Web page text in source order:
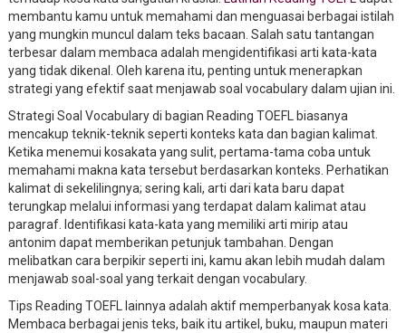
membantu kamu untuk memahami dan menguasai berbagai istilah
yang mungkin muncul dalam teks bacaan. Salah satu tantangan
terbesar dalam membaca adalah mengidentifikasi arti kata-kata
yang tidak dikenal. Oleh karena itu, penting untuk menerapkan
strategi yang efektif saat menjawab soal vocabulary dalam ujian ini.
Strategi Soal Vocabulary di bagian Reading TOEFL biasanya
mencakup teknik-teknik seperti konteks kata dan bagian kalimat.
Ketika menemui kosakata yang sulit, pertama-tama coba untuk
memahami makna kata tersebut berdasarkan konteks. Perhatikan
kalimat di sekelilingnya; sering kali, arti dari kata baru dapat
terungkap melalui informasi yang terdapat dalam kalimat atau
paragraf. Identifikasi kata-kata yang memiliki arti mirip atau
antonim dapat memberikan petunjuk tambahan. Dengan
melibatkan cara berpikir seperti ini, kamu akan lebih mudah dalam
menjawab soal-soal yang terkait dengan vocabulary.
Tips Reading TOEFL lainnya adalah aktif memperbanyak kosa kata.
Membaca berbagai jenis teks, baik itu artikel, buku, maupun materi